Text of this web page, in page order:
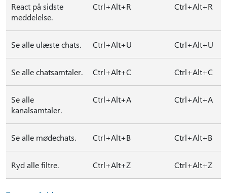
React på sidste
meddelelse.
Ctrl+Alt+R Ctrl+Alt+R
Se alle ulæste chats. Ctrl+Alt+U Ctrl+Alt+U
Se alle chatsamtaler. Ctrl+Alt+C Ctrl+Alt+C
Se alle
kanalsamtaler.
Ctrl+Alt+A Ctrl+Alt+A
Se alle mødechats. Ctrl+Alt+B Ctrl+Alt+B
Ryd alle filtre. Ctrl+Alt+Z Ctrl+Alt+Z